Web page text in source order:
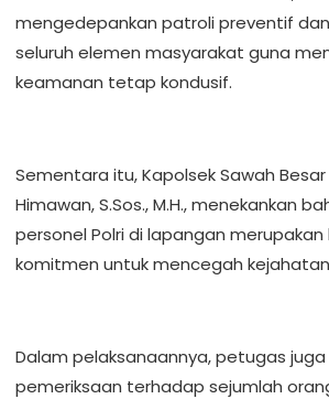
mengedepankan patroli preventif
seluruh elemen masyarakat guna
keamanan tetap kondusif.
Sementara itu, Kapolsek Sawah
Himawan, S.Sos., M.H., menekankan
personel Polri di lapangan
komitmen untuk mencegah
Dalam pelaksanaannya, petugas juga
pemeriksaan terhadap sejumlah